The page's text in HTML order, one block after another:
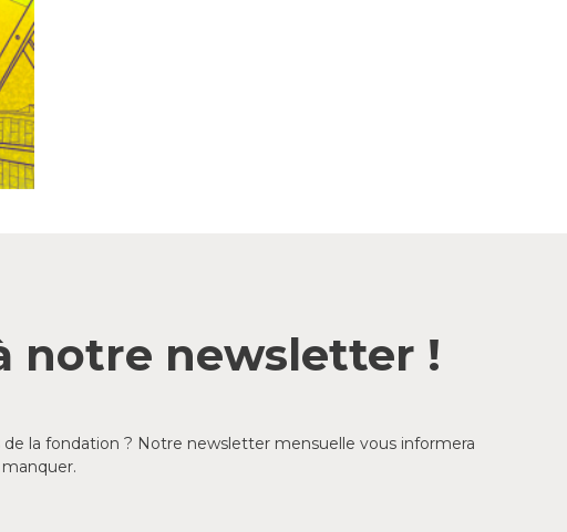
notre newsletter !
la fondation ? Notre newsletter mensuelle vous informera